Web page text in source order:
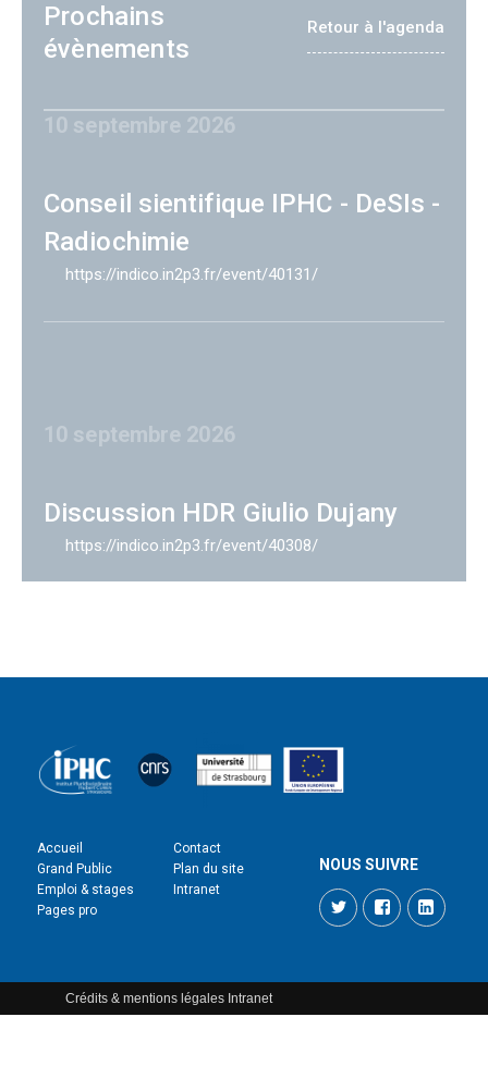
Prochains
évènements
Retour à l'agenda
10 septembre 2026
Conseil sientifique IPHC - DeSIs -
Radiochimie
https://indico.in2p3.fr/event/40131/
10 septembre 2026
Discussion HDR Giulio Dujany
https://indico.in2p3.fr/event/40308/
Accueil
Grand Public
Emploi & stages
Pages pro
Contact
Plan du site
Intranet
NOUS SUIVRE
TwitterFacebook
Crédits & mentions légales Intranet